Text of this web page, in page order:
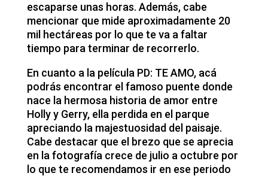
escaparse unas horas. Además, cabe
mencionar que mide aproximadamente 20
mil hectáreas por lo que te va a faltar
tiempo para terminar de recorrerlo.
En cuanto a la película PD: TE AMO, acá
podrás encontrar el famoso puente donde
nace la hermosa historia de amor entre
Holly y Gerry, ella perdida en el parque
apreciando la majestuosidad del paisaje.
Cabe destacar que el brezo que se aprecia
en la fotografía crece de julio a octubre por
lo que te recomendamos ir en ese periodo